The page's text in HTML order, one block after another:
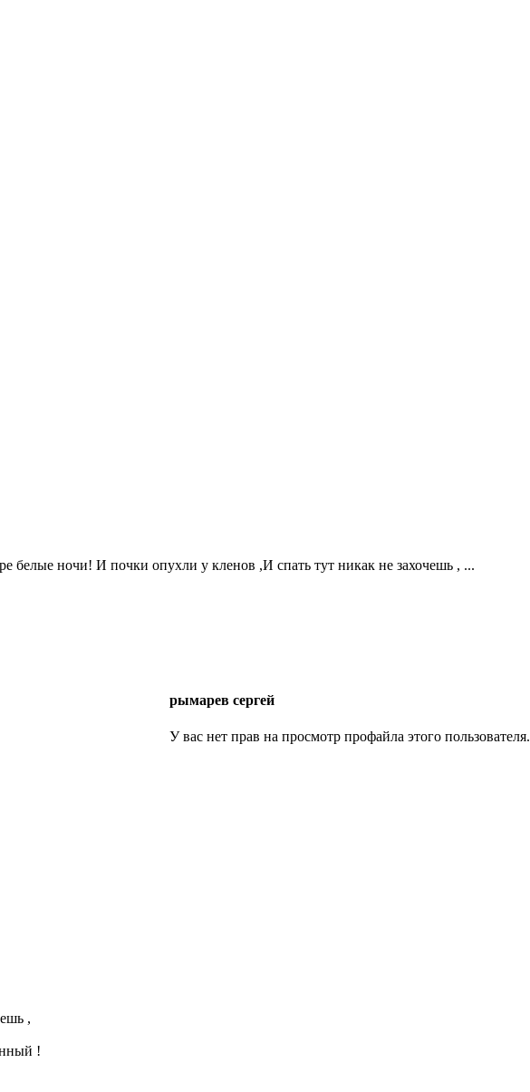
ночи! И почки опухли у кленов ,И спать тут никак не захочешь , ...
рымарев сергей
У вас нет прав на просмотр профайла этого пользователя.
,
!